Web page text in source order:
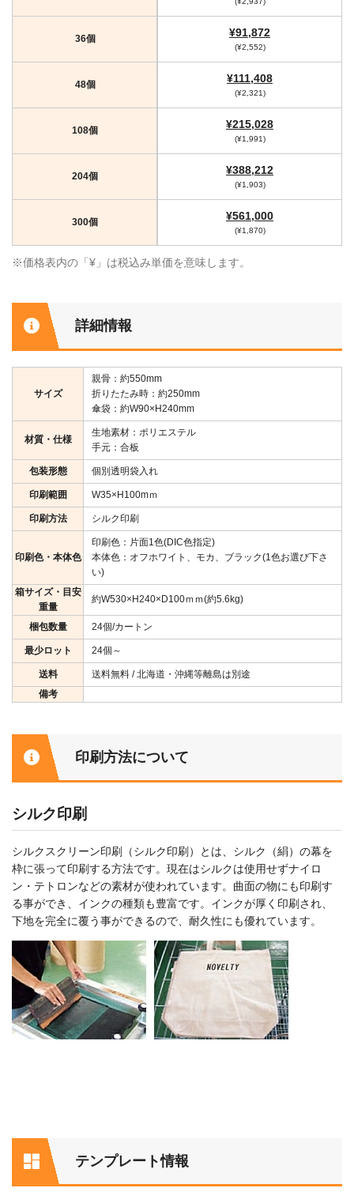
36個 ¥91,872
(¥2,552)
48個 ¥111,408
(¥2,321)
108個 ¥215,028
(¥1,991)
204個 ¥388,212
(¥1,903)
300個 ¥561,000
(¥1,870)
※価格表内の「¥」は税込み単価を意味します。
詳細情報
サイズ
親骨：約550mm
折りたたみ時：約250mm
傘袋：約W90×H240mm
材質・仕様
生地素材：ポリエステル
手元：合板
包装形態 個別透明袋入れ
印刷範囲 W35×H100mｍ
印刷方法 シルク印刷
印刷色・本体色
印刷色：片面1色(DIC色指定)
本体色：オフホワイト、モカ、ブラック(1色お選び下さ
い)
箱サイズ・目安
重量
約W530×H240×D100ｍｍ(約5.6kg)
梱包数量 24個/カートン
最少ロット 24個～
送料
送料無料 / 北海道・沖縄等離島は別途
備考
印刷方法について
シルク印刷
シルクスクリーン印刷（シルク印刷）とは、シルク（絹）の幕を
枠に張って印刷する方法です。現在はシルクは使用せずナイロ
ン・テトロンなどの素材が使われています。曲面の物にも印刷す
る事ができ、インクの種類も豊富です。インクが厚く印刷され、
下地を完全に覆う事ができるので、耐久性にも優れています。
テンプレート情報